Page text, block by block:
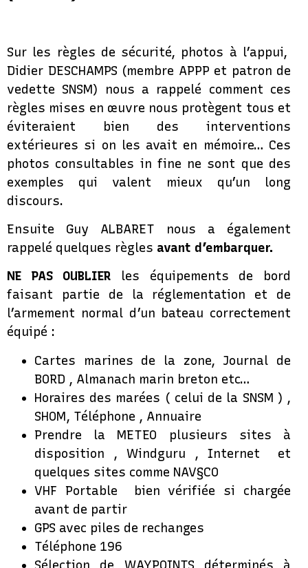
Sur les règles de sécurité, photos à l’appui,
Didier DESCHAMPS (membre APPP et patron de
vedette SNSM) nous a rappelé comment ces
règles mises en œuvre nous protègent tous et
éviteraient bien des interventions
extérieures si on les avait en mémoire… Ces
photos consultables in fine ne sont que des
exemples qui valent mieux qu’un long
discours.
Ensuite Guy ALBARET nous a également
rappelé quelques règles avant d’embarquer.
NE PAS OUBLIER les équipements de bord
faisant partie de la réglementation et de
l’armement normal d’un bateau correctement
équipé :
Cartes marines de la zone, Journal de
BORD , Almanach marin breton etc…
Horaires des marées ( celui de la SNSM ) ,
SHOM, Téléphone , Annuaire
Prendre la METEO plusieurs sites à
disposition , Windguru , Internet et
quelques sites comme NAV§CO
VHF Portable bien vérifiée si chargée
avant de partir
GPS avec piles de rechanges
Téléphone 196